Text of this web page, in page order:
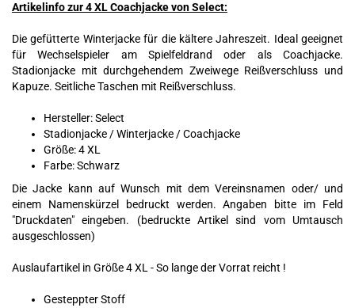
Artikelinfo zur 4 XL Coachjacke von Select:
Die gefütterte Winterjacke für die kältere Jahreszeit. Ideal geeignet
für Wechselspieler am Spielfeldrand oder als Coachjacke.
Stadionjacke mit durchgehendem Zweiwege Reißverschluss und
Kapuze. Seitliche Taschen mit Reißverschluss.
Hersteller: Select
Stadionjacke / Winterjacke / Coachjacke
Größe: 4 XL
Farbe: Schwarz
Die Jacke kann auf Wunsch mit dem Vereinsnamen oder/ und
einem Namenskürzel bedruckt werden. Angaben bitte im Feld
"Druckdaten" eingeben. (bedruckte Artikel sind vom Umtausch
ausgeschlossen)
Auslaufartikel in Größe 4 XL - So lange der Vorrat reicht !
Gesteppter Stoff